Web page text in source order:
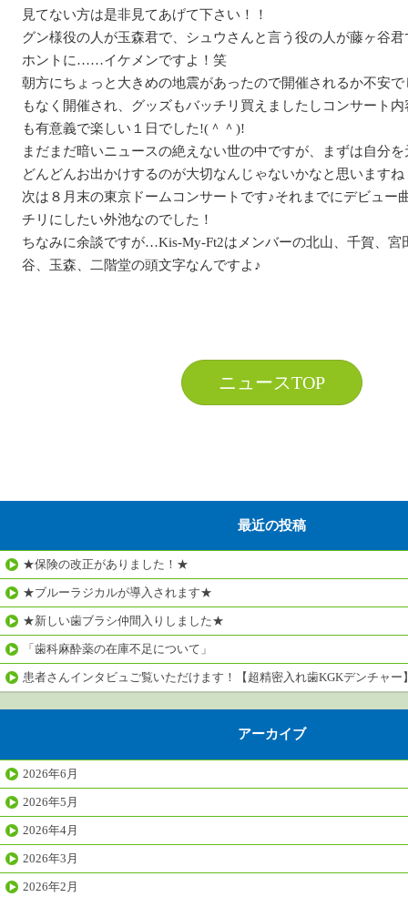
見てない方は是非見てあげて下さい！！
グン様役の人が玉森君で、シュウさんと言う役の人が藤ヶ谷
ホントに……イケメンですよ！笑
朝方にちょっと大きめの地震があったので開催されるか不安
もなく開催され、グッズもバッチリ買えましたしコンサート
も有意義で楽しい１日でした!(＾＾)!
まだまだ暗いニュースの絶えない世の中ですが、まずは自分
どんどんお出かけするのが大切なんじゃないかなと思います
次は８月末の東京ドームコンサートです♪それまでにデビュー
チリにしたい外池なのでした！
ちなみに余談ですが…Kis-My-Ft2はメンバーの北山、千賀、宮
谷、玉森、二階堂の頭文字なんですよ♪
ニュースTOP
最近の投稿
★保険の改正がありました！★
★ブルーラジカルが導入されます★
★新しい歯ブラシ仲間入りしました★
「歯科麻酔薬の在庫不足について」
患者さんインタビュご覧いただけます！【超精密入れ歯KGKデンチャー
アーカイブ
2026年6月
2026年5月
2026年4月
2026年3月
2026年2月